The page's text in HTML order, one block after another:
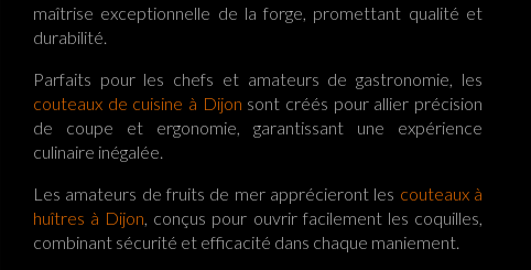
maîtrise exceptionnelle de la forge, promettant qualité et
durabilité.
Parfaits pour les chefs et amateurs de gastronomie, les
couteaux de cuisine à Dijon sont créés pour allier précision
de coupe et ergonomie, garantissant une expérience
culinaire inégalée.
Les amateurs de fruits de mer apprécieront les couteaux à
huîtres à Dijon , conçus pour ouvrir facilement les coquilles,
combinant sécurité et efficacité dans chaque maniement.